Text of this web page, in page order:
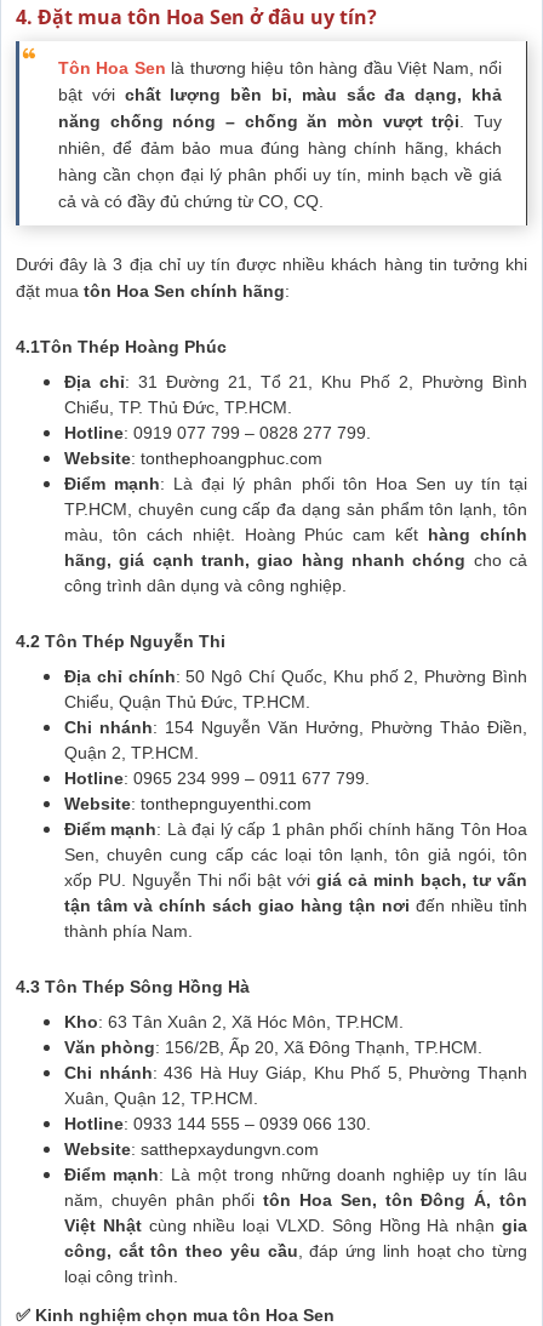
4. Đặt mua tôn Hoa Sen ở đâu uy tín?
Tôn Hoa Sen là thương hiệu tôn hàng đầu Việt Nam, nổi
bật với chất lượng bền bỉ, màu sắc đa dạng, khả
năng chống nóng – chống ăn mòn vượt trội . Tuy
nhiên, để đảm bảo mua đúng hàng chính hãng, khách
hàng cần chọn đại lý phân phối uy tín, minh bạch về giá
cả và có đầy đủ chứng từ CO, CQ.
Dưới đây là 3 địa chỉ uy tín được nhiều khách hàng tin tưởng khi
đặt mua tôn Hoa Sen chính hãng:
4.1Tôn Thép Hoàng Phúc
Địa chỉ: 31 Đường 21, Tổ 21, Khu Phố 2, Phường Bình
Chiểu, TP. Thủ Đức, TP.HCM.
Hotline: 0919 077 799 – 0828 277 799.
Website: tonthephoangphuc.com
Điểm mạnh: Là đại lý phân phối tôn Hoa Sen uy tín tại
TP.HCM, chuyên cung cấp đa dạng sản phẩm tôn lạnh, tôn
màu, tôn cách nhiệt. Hoàng Phúc cam kết hàng chính
hãng, giá cạnh tranh, giao hàng nhanh chóng cho cả
công trình dân dụng và công nghiệp.
4.2 Tôn Thép Nguyễn Thi
Địa chỉ chính: 50 Ngô Chí Quốc, Khu phố 2, Phường Bình
Chiểu, Quận Thủ Đức, TP.HCM.
Chi nhánh: 154 Nguyễn Văn Hưởng, Phường Thảo Điền,
Quận 2, TP.HCM.
Hotline: 0965 234 999 – 0911 677 799.
Website: tonthepnguyenthi.com
Điểm mạnh: Là đại lý cấp 1 phân phối chính hãng Tôn Hoa
Sen, chuyên cung cấp các loại tôn lạnh, tôn giả ngói, tôn
xốp PU. Nguyễn Thi nổi bật với giá cả minh bạch, tư vấn
tận tâm và chính sách giao hàng tận nơi đến nhiều tỉnh
thành phía Nam.
4.3 Tôn Thép Sông Hồng Hà
Kho: 63 Tân Xuân 2, Xã Hóc Môn, TP.HCM.
Văn phòng: 156/2B, Ấp 20, Xã Đông Thạnh, TP.HCM.
Chi nhánh: 436 Hà Huy Giáp, Khu Phố 5, Phường Thạnh
Xuân, Quận 12, TP.HCM.
Hotline: 0933 144 555 – 0939 066 130.
Website: satthepxaydungvn.com
Điểm mạnh: Là một trong những doanh nghiệp uy tín lâu
năm, chuyên phân phốitôn Hoa Sen, tôn Đông Á, tôn
Việt Nhậtcùng nhiều loại VLXD. Sông Hồng Hà nhậngia
công, cắt tôn theo yêu cầu , đáp ứng linh hoạt cho từng
loại công trình.
✅ Kinh nghiệm chọn mua tôn Hoa Sen